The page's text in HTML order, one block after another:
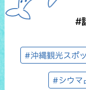
#
#沖縄観光スポ
#シウマ